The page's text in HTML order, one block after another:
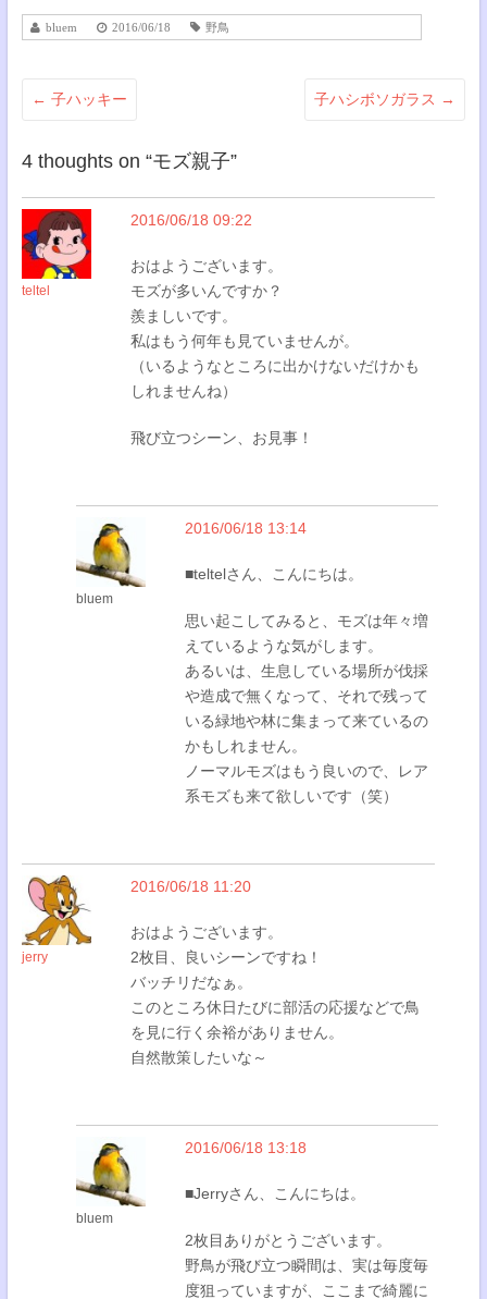
bluem 2016/06/18 野鳥
← 子ハッキー 子ハシボソガラス →
4 thoughts on “モズ親子”
teltel
2016/06/18 09:22
おはようございます。
モズが多いんですか？
羨ましいです。
私はもう何年も見ていませんが。
（いるようなところに出かけないだけかも
しれませんね）
飛び立つシーン、お見事！
bluem
2016/06/18 13:14
■teltelさん、こんにちは。
思い起こしてみると、モズは年々増
えているような気がします。
あるいは、生息している場所が伐採
や造成で無くなって、それで残って
いる緑地や林に集まって来ているの
かもしれません。
ノーマルモズはもう良いので、レア
系モズも来て欲しいです（笑）
jerry
2016/06/18 11:20
おはようございます。
2枚目、良いシーンですね！
バッチリだなぁ。
このところ休日たびに部活の応援などで鳥
を見に行く余裕がありません。
自然散策したいな～
bluem
2016/06/18 13:18
■Jerryさん、こんにちは。
2枚目ありがとうございます。
野鳥が飛び立つ瞬間は、実は毎度毎
度狙っていますが、ここまで綺麗に